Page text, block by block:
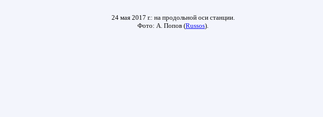
24 мая 2017 г.: на продольной оси станции.
Фото: А. Попов (Russos).